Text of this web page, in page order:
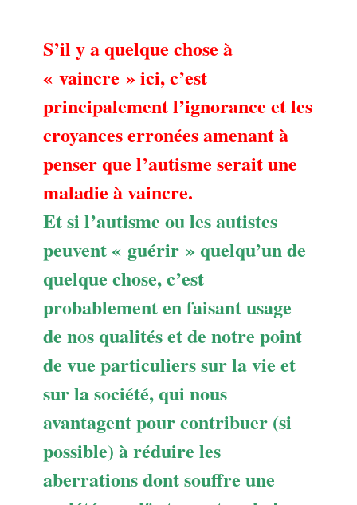
S’il y a quelque chose à
« vaincre » ici, c’est
principalement l’ignorance et les
croyances erronées amenant à
penser que l’autisme serait une
maladie à vaincre.
Et si l’autisme ou les autistes
peuvent « guérir » quelqu’un de
quelque chose, c’est
probablement en faisant usage
de nos qualités et de notre point
de vue particuliers sur la vie et
sur la société, qui nous
avantagent pour contribuer (si
possible) à réduire les
aberrations dont souffre une